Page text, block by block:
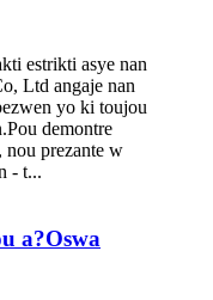
estrikti asye nan
Ltd angaje nan
yo ki toujou
demontre
nou prezante w
- t...
a?Oswa